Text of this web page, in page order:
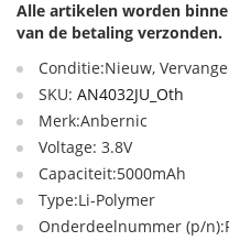
Alle artikelen worden
van de betaling verzonden.
Conditie:Nieuw,
SKU: AN4032JU_Oth
Merk:Anbernic
Voltage: 3.8V
Capaciteit:5000mAh
Type:Li-Polymer
Onderdeelnummer (p/